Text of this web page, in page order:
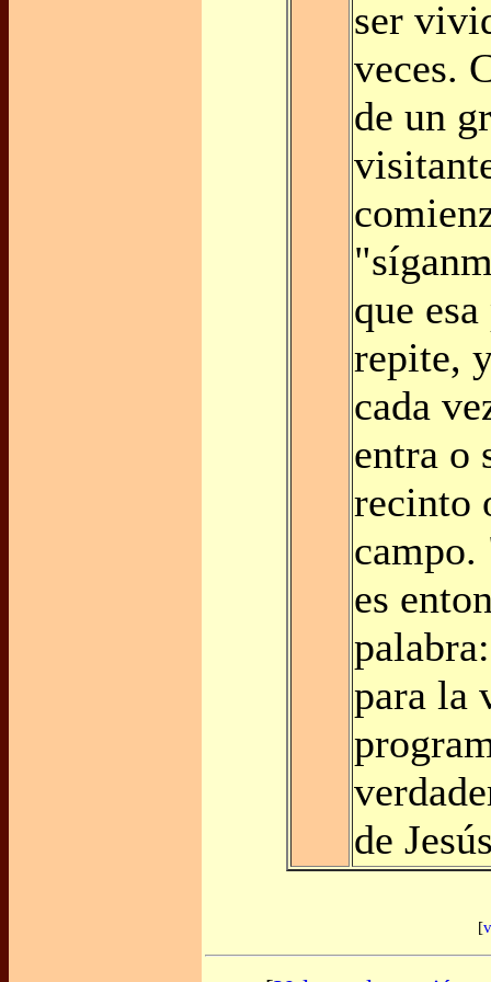
ser
veces.
de un
que
repite,
cada
entra o
recinto
campo.
es
para la
de
[